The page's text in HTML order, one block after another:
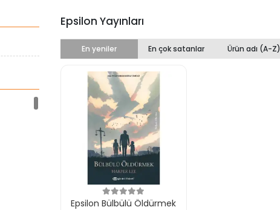
Epsilon Yayınları
En yeniler En çok satanlar Ürün adı (A-Z)
Epsilon Bülbülü Öldürmek